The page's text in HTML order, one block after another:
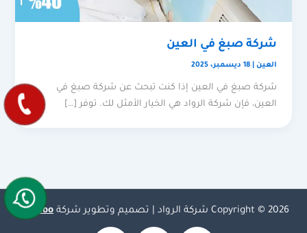
شركة صبغ في العين
العين |18 ديسمبر، 2025
شركة صبغ في العين إذا كنت تبحث عن شركة صبغ في
العين، فإن شركة الرواد هي الخيار الأمثل لك. توفر […]
Copyright © 2026 شركة الرواد | تصميم وتطوير شركة Olymoo